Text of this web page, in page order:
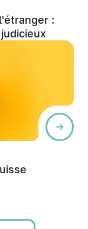
: